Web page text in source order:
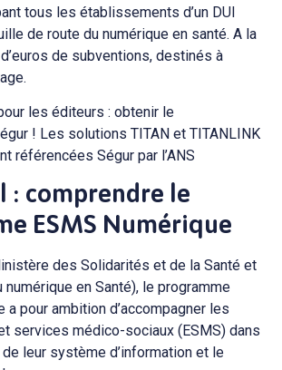
tous les établissements d’un DUI
de route du numérique en santé. A la
de subventions, destinés à
les éditeurs : obtenir le
! Les solutions TITAN et TITANLINK
référencées Ségur par l’ANS
: comprendre le
ESMS Numérique
des Solidarités et de la Santé et
numérique en Santé), le programme
a pour ambition d’accompagner les
services médico-sociaux (ESMS) dans
leur système d’information et le